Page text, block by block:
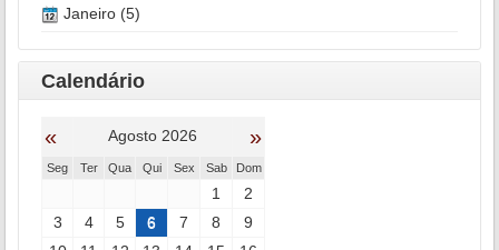
Janeiro (5)
Calendário
« Agosto 2026 »
Seg Ter Qua Qui Sex Sab Dom
1
2
3
4 5 6 7 8
9